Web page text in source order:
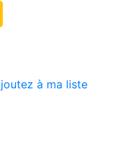
à ma liste